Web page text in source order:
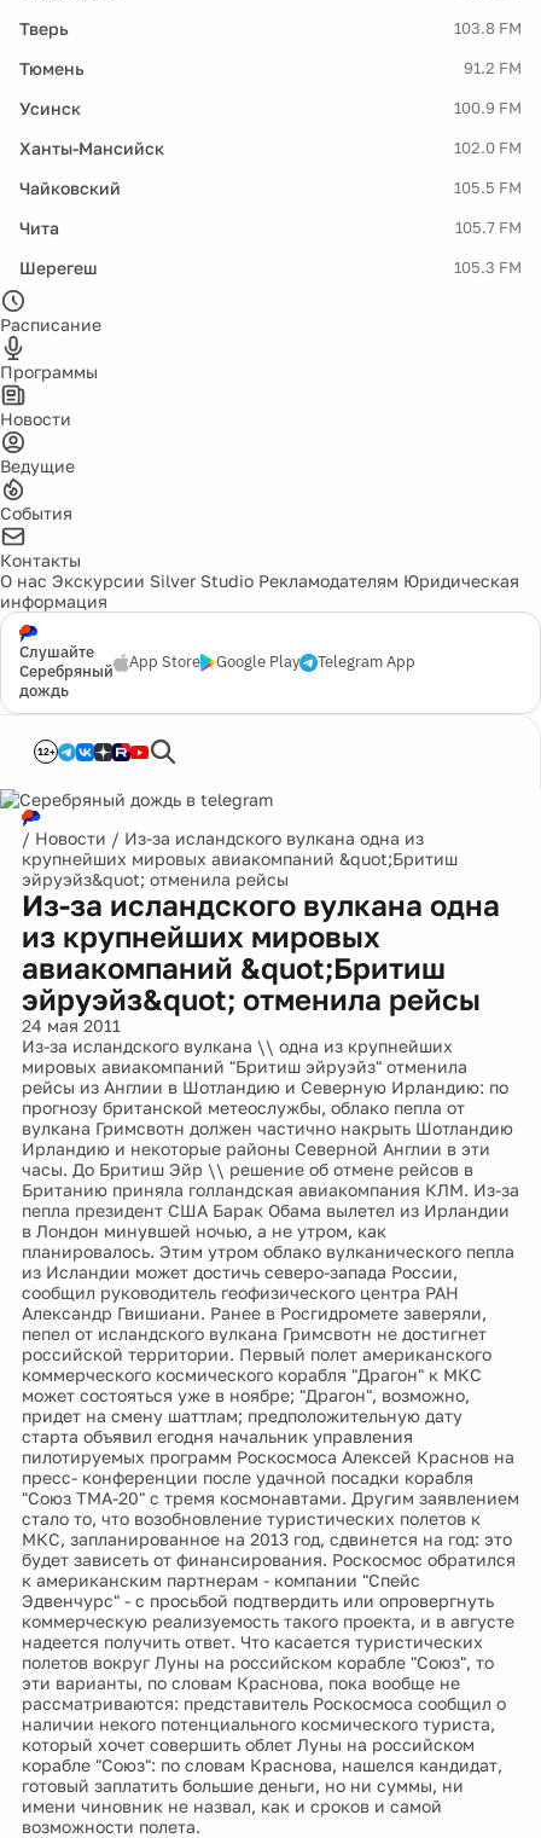
Тверь 103.8 FM
Тюмень 91.2 FM
Усинск 100.9 FM
Ханты-Мансийск 102.0 FM
Чайковский 105.5 FM
Чита 105.7 FM
Шерегеш 105.3 FM
Расписание
Программы
Новости
Ведущие
События
Контакты
О нас Экскурсии Silver Studio Рекламодателям Юридическая
информация
Слушайте
Серебряный
дождь
App Store Google Play Telegram App
12+
/ Новости / Из-за исландского вулкана одна из
крупнейших мировых авиакомпаний &quot;Бритиш
эйруэйз&quot; отменила рейсы
Из-за исландского вулкана одна
из крупнейших мировых
авиакомпаний &quot;Бритиш
эйруэйз&quot; отменила рейсы
24 мая 2011
Из-за исландского вулкана \\ одна из крупнейших
мировых авиакомпаний "Бритиш эйруэйз" отменила
рейсы из Англии в Шотландию и Северную Ирландию: по
прогнозу британской метеослужбы, облако пепла от
вулкана Гримсвотн должен частично накрыть Шотландию
Ирландию и некоторые районы Северной Англии в эти
часы. До Бритиш Эйр \\ решение об отмене рейсов в
Британию приняла голландская авиакомпания КЛМ. Из-за
пепла президент США Барак Обама вылетел из Ирландии
в Лондон минувшей ночью, а не утром, как
планировалось. Этим утром облако вулканического пепла
из Исландии может достичь северо-запада России,
сообщил руководитель геофизического центра РАН
Александр Гвишиани. Ранее в Росгидромете заверяли,
пепел от исландского вулкана Гримсвотн не достигнет
российской территории. Первый полет американского
коммерческого космического корабля "Драгон" к МКС
может состояться уже в ноябре; "Драгон", возможно,
придет на смену шаттлам; предположительную дату
старта объявил егодня начальник управления
пилотируемых программ Роскосмоса Алексей Краснов на
пресс- конференции после удачной посадки корабля
"Союз ТМА-20" с тремя космонавтами. Другим заявлением
стало то, что возобновление туристических полетов к
МКС, запланированное на 2013 год, сдвинется на год: это
будет зависеть от финансирования. Роскосмос обратился
к американским партнерам - компании "Спейс
Эдвенчурс" - с просьбой подтвердить или опровергнуть
коммерческую реализуемость такого проекта, и в августе
надеется получить ответ. Что касается туристических
полетов вокруг Луны на российском корабле "Союз", то
эти варианты, по словам Краснова, пока вообще не
рассматриваются: представитель Роскосмоса сообщил о
наличии некого потенциального космического туриста,
который хочет совершить облет Луны на российском
корабле "Союз": по словам Краснова, нашелся кандидат,
готовый заплатить большие деньги, но ни суммы, ни
имени чиновник не назвал, как и сроков и самой
возможности полета.